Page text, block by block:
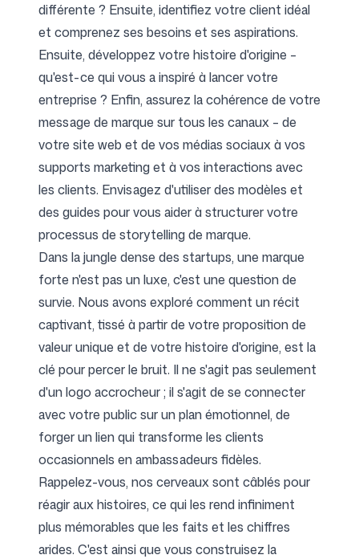
différente ? Ensuite, identifiez votre client idéal
et comprenez ses besoins et ses aspirations.
Ensuite, développez votre histoire d'origine –
qu'est-ce qui vous a inspiré à lancer votre
entreprise ? Enfin, assurez la cohérence de votre
message de marque sur tous les canaux – de
votre site web et de vos médias sociaux à vos
supports marketing et à vos interactions avec
les clients. Envisagez d'utiliser des modèles et
des guides pour vous aider à structurer votre
processus de storytelling de marque.
Dans la jungle dense des startups, une marque
forte n'est pas un luxe, c'est une question de
survie. Nous avons exploré comment un récit
captivant, tissé à partir de votre proposition de
valeur unique et de votre histoire d'origine, est la
clé pour percer le bruit. Il ne s'agit pas seulement
d'un logo accrocheur ; il s'agit de se connecter
avec votre public sur un plan émotionnel, de
forger un lien qui transforme les clients
occasionnels en ambassadeurs fidèles.
Rappelez-vous, nos cerveaux sont câblés pour
réagir aux histoires, ce qui les rend infiniment
plus mémorables que les faits et les chiffres
arides. C'est ainsi que vous construisez la